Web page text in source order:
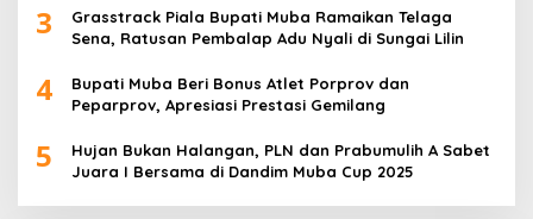
3
Grasstrack Piala Bupati Muba Ramaikan Telaga
Sena, Ratusan Pembalap Adu Nyali di Sungai Lilin
4
Bupati Muba Beri Bonus Atlet Porprov dan
Peparprov, Apresiasi Prestasi Gemilang
5
Hujan Bukan Halangan, PLN dan Prabumulih A Sabet
Juara I Bersama di Dandim Muba Cup 2025